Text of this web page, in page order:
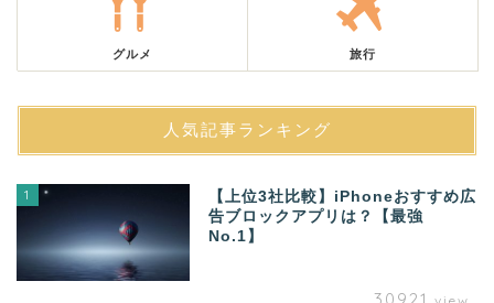
グルメ 旅行
人気記事ランキング
1
【上位3社比較】iPhoneおすすめ広
告ブロックアプリは？【最強
No.1】